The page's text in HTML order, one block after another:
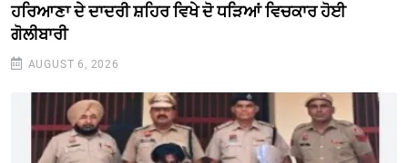
ਹਰਿਆਣਾ ਦੇ ਦਾਦਰੀ ਸ਼ਹਿਰ ਵਿਖੇ ਦੋ ਧੜਿਆਂ ਵਿਚਕਾਰ ਹੋਈ
ਗੋਲੀਬਾਰੀ
AUGUST 6, 2026